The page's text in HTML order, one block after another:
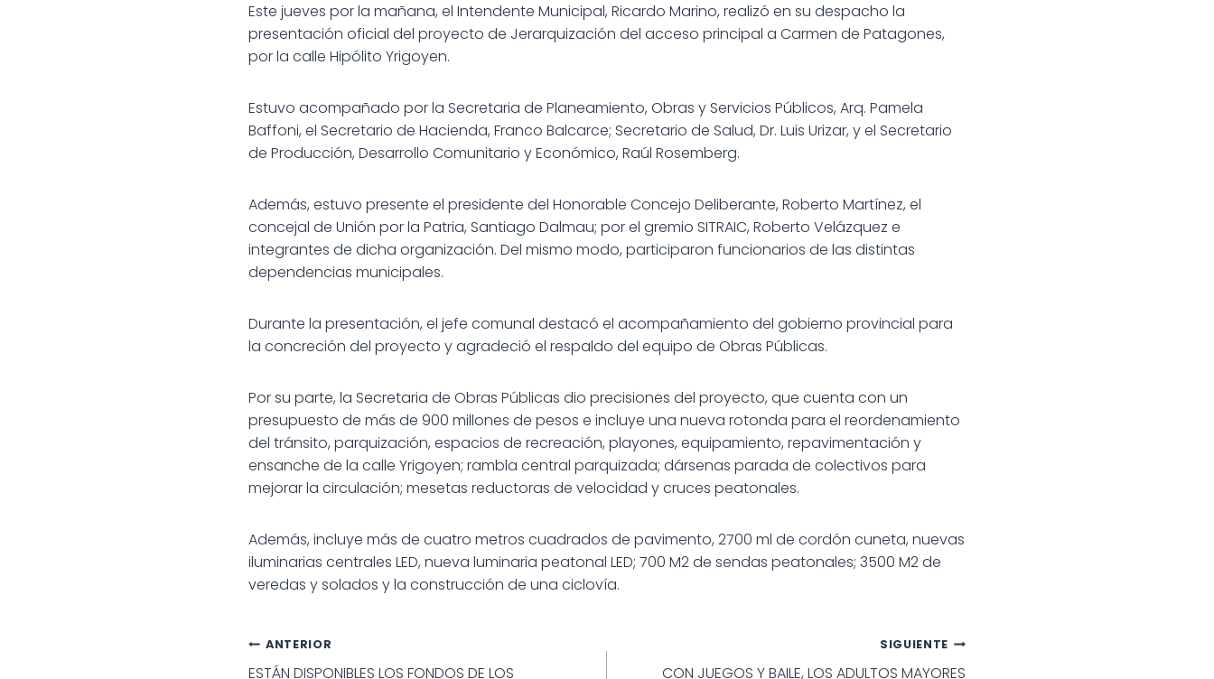
Este jueves por la mañana, el Intendente Municipal, Ricardo Marino, realizó en su despacho la
presentación oficial del proyecto de Jerarquización del acceso principal a Carmen de Patagones,
por la calle Hipólito Yrigoyen.
Estuvo acompañado por la Secretaria de Planeamiento, Obras y Servicios Públicos, Arq. Pamela
Baffoni, el Secretario de Hacienda, Franco Balcarce; Secretario de Salud, Dr. Luis Urizar, y el Secretario
de Producción, Desarrollo Comunitario y Económico, Raúl Rosemberg.
Además, estuvo presente el presidente del Honorable Concejo Deliberante, Roberto Martínez, el
concejal de Unión por la Patria, Santiago Dalmau; por el gremio SITRAIC, Roberto Velázquez e
integrantes de dicha organización. Del mismo modo, participaron funcionarios de las distintas
dependencias municipales.
Durante la presentación, el jefe comunal destacó el acompañamiento del gobierno provincial para
la concreción del proyecto y agradeció el respaldo del equipo de Obras Públicas.
Por su parte, la Secretaria de Obras Públicas dio precisiones del proyecto, que cuenta con un
presupuesto de más de 900 millones de pesos e incluye una nueva rotonda para el reordenamiento
del tránsito, parquización, espacios de recreación, playones, equipamiento, repavimentación y
ensanche de la calle Yrigoyen; rambla central parquizada; dársenas parada de colectivos para
mejorar la circulación; mesetas reductoras de velocidad y cruces peatonales.
Además, incluye más de cuatro metros cuadrados de pavimento, 2700 ml de cordón cuneta, nuevas
iluminarias centrales LED, nueva luminaria peatonal LED; 700 M2 de sendas peatonales; 3500 M2 de
veredas y solados y la construcción de una ciclovía.
Navegación
ANTERIOR
ESTÁN DISPONIBLES LOS FONDOS DE LOS
SIGUIENTE
CON JUEGOS Y BAILE, LOS ADULTOS MAYORES